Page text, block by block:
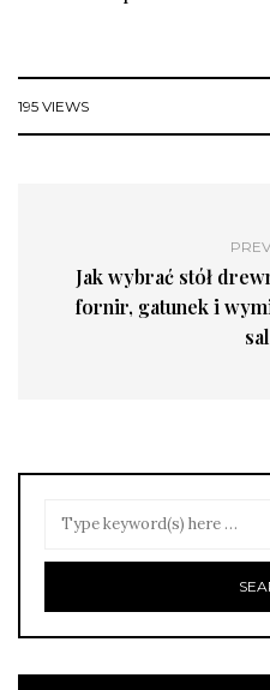
195 VIEWS
Jak wybrać stół
fornir, gatunek i